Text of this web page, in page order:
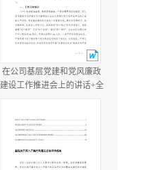
在公司基层党建和党风廉政
建设工作推进会上的讲话+全
镇落实全面从严治党主体责